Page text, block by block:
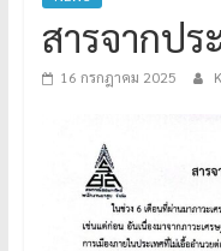
สารจากปร
16 กรกฎาคม 2025